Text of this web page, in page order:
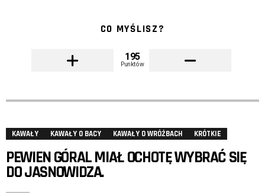
CO MYŚLISZ?
195
Punktów
KAWAŁY KAWAŁY O BACY KAWAŁY O WRÓŻBACH KRÓTKIE
PEWIEN GÓRAL MIAŁ OCHOTĘ WYBRAĆ SIĘ
DO JASNOWIDZA.